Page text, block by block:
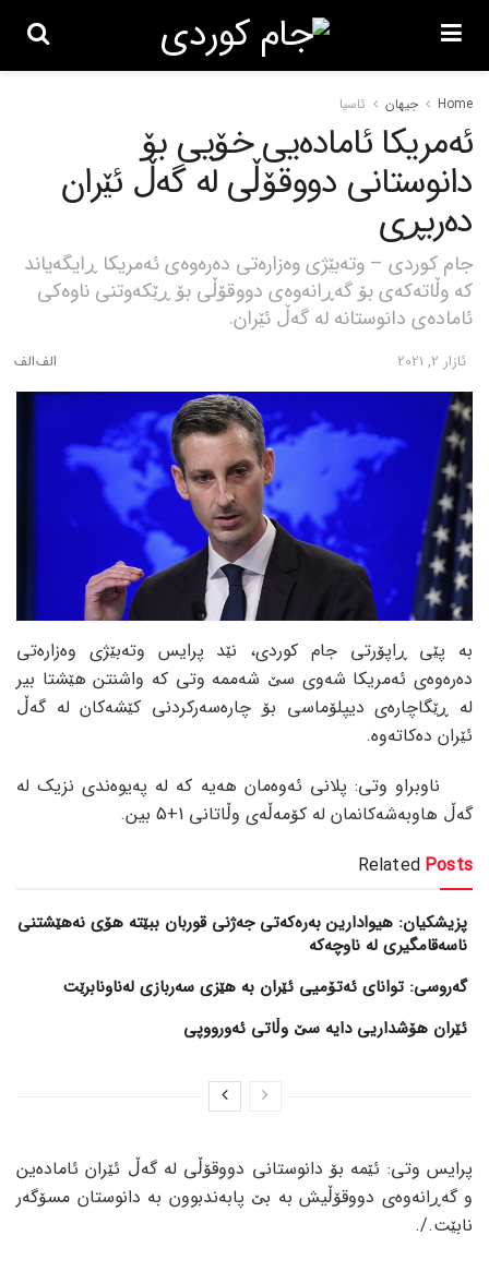
Home جیهان ئاسیا
ئەمریکا ئامادەیی خۆیی بۆ
دانوستانی دووقۆڵی لە گەڵ ئێران
دەربڕی
جام کوردی – وتەبێژی وەزارەتی دەرەوەی ئەمریکا ڕایگەیاند
کە وڵاتەکەی بۆ گەڕانەوەی دووقۆڵی بۆ ڕێکەوتنی ناوەکی
ئامادەی دانوستانە لە گەڵ ئێران.
ئازار 2, 2021
بە پێی ڕاپۆرتی جام کوردی، نێد پرایس وتەبێژی وەزارەتی
دەرەوەی ئەمریکا شەوی سێ شەممە وتی کە واشنتن هێشتا بیر
لە ڕێگاچارەی دیپلۆماسی بۆ چارەسەرکردنی کێشەکان لە گەڵ
ئێران دەکاتەوە.
ناوبراو وتی: پلانی ئەوەمان هەیە کە لە پەیوەندی نزیک لە
گەڵ هاوبەشەکانمان لە کۆمەڵەی وڵاتانی 1+5 بین.
Related Posts
پزیشکیان: هیوادارین بەرەکەتی جەژنی قوربان ببێتە هۆی نەهێشتنی
ناسەقامگیری لە ناوچەکە
گەروسی: توانای ئەتۆمیی ئێران بە هێزی سەربازی لەناونابرێت
ئێران هۆشداریی دایە سێ وڵاتی ئەورووپی
پرایس وتی: ئێمە بۆ دانوستانی دووقۆڵی لە گەڵ ئێران ئامادەین
و گەڕانەوەی دووقۆڵیش بە بێ پابەندبوون بە دانوستان مسۆگەر
نابێت./.